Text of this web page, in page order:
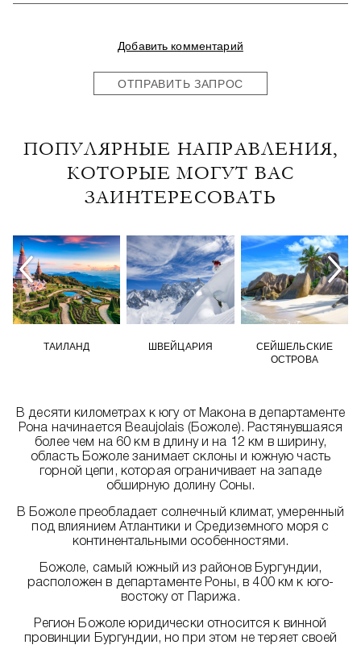
Добавить комментарий
ОТПРАВИТЬ ЗАПРОС
ПОПУЛЯРНЫЕ НАПРАВЛЕНИЯ,
КОТОРЫЕ МОГУТ ВАС
ЗАИНТЕРЕСОВАТЬ
ТАИЛАНД ШВЕЙЦАРИЯ
СЕЙШЕЛЬСКИЕ
ОСТРОВА
В десяти километрах к югу от Макона в департаменте
Рона начинается Beaujolais (Божоле). Растянувшаяся
более чем на 60 км в длину и на 12 км в ширину,
область Божоле занимает склоны и южную часть
горной цепи, которая ограничивает на западе
обширную долину Соны.
В Божоле преобладает солнечный климат, умеренный
под влиянием Атлантики и Средиземного моря с
континентальными особенностями.
Божоле, самый южный из районов Бургундии,
расположен в департаменте Роны, в 400 км к юго-
востоку от Парижа.
Регион Божоле юридически относится к винной
провинции Бургундии, но при этом не теряет своей